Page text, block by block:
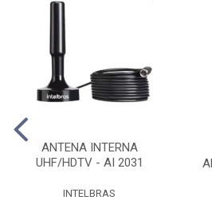
ANTENA INTERNA
UHF/HDTV - AI 2031
INTELBRAS